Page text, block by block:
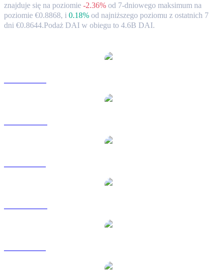
znajduje się na poziomie -2.36% od 7-dniowego maksimum na
poziomie €0.8868, i 0.18% od najniższego poziomu z ostatnich 7
dni €0.8644.Podaż DAI w obiegu to 4.6B DAI.